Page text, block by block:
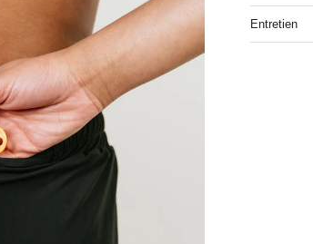
Entretien